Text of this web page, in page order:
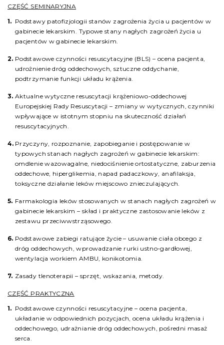
CZĘŚĆ SEMINARYJNA
Podstawy patofizjologii stanów zagrożenia życia u pacjentów w
gabinecie lekarskim. Typowe stany nagłych zagrożeń życia u
pacjentów w gabinecie lekarskim.
Podstawowe czynności resuscytacyjne (BLS) – ocena pacjenta,
udrożnienie dróg oddechowych, sztuczne oddychanie,
podtrzymanie funkcji układu krążenia.
Aktualne wytyczne resuscytacji krążeniowo-oddechowej
Europejskiej Rady Resuscytacji – zmiany w wytycznych, czynniki
wpływające w istotnym stopniu na skuteczność działań
resuscytacyjnych.
Przyczyny, rozpoznanie, zapobieganie i postępowanie w
typowych stanach nagłych zagrożeń w gabinecie lekarskim:
omdlenie wazowagalne, niedociśnienie ortostatyczne, zaburzenia
oddechowe, hiperglikemia, napad padaczkowy, anafilaksja,
toksyczne działanie leków miejscowo znieczulających.
Farmakologia leków stosowanych w stanach nagłych zagrożeń w
gabinecie lekarskim – skład i praktyczne zastosowanie leków z
zestawu przeciwwstrząsowego.
Podstawowe zabiegi ratujące życie – usuwanie ciała obcego z
dróg oddechowych, wprowadzanie rurki ustno-gardłowej,
wentylacja workiem AMBU, konikotomia.
Zasady tlenoterapii – sprzęt, wskazania, metody.
CZĘŚĆ PRAKTYCZNA
Podstawowe czynności resuscytacyjne – ocena pacjenta,
układanie w odpowiednich pozycjach, ocena układu krążenia i
oddechowego, udrażnianie dróg oddechowych, pośredni masaż
serca.